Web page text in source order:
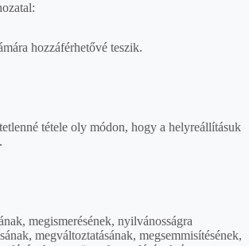
hozzáférhetővé teszik.
tétele oly módon, hogy a helyreállításuk
megismerésének, nyilvánosságra
megváltoztatásának, megsemmisítésének,